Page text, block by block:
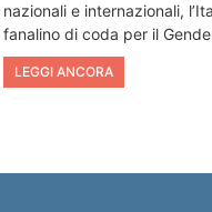
nazionali e internazionali,
fanalino di coda per il
LEGGI ANCORA